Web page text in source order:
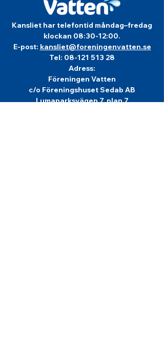
Kansliet har telefontid måndag–fredag
klockan 08:30-12:00.
E-post: kansliet@foreningenvatten.se
Tel: 08-121 513 28
Adress:
Föreningen Vatten
c/o Föreningshuset Sedab AB
Lumaparksvägen 7, plan 7